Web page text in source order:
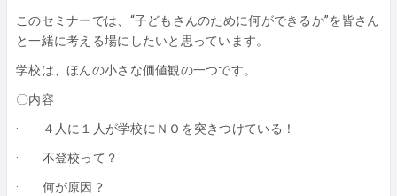
このセミナーでは、“子どもさんのために何ができるか”を皆さん
と一緒に考える場にしたいと思っています。
学校は、ほんの小さな価値観の一つです。
〇内容
· ４人に１人が学校にＮＯを突きつけている！
· 不登校って？
· 何が原因？